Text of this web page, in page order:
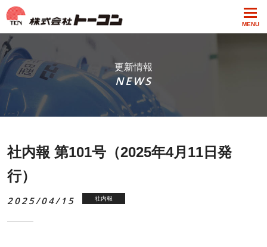
MENU
更新情報
NEWS
社内報 第101号（2025年4月11日発
行）
2025/04/15 社内報